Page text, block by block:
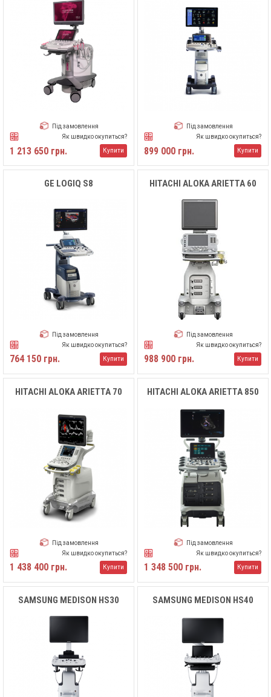
Під замовлення
Як швидко окупиться?
1 213 650 грн. Купити
Під замовлення
Як швидко окупиться?
899 000 грн. Купити
GE LOGIQ S8
Під замовлення
Як швидко окупиться?
764 150 грн. Купити
HITACHI ALOKA ARIETTA 60
Під замовлення
Як швидко окупиться?
988 900 грн. Купити
HITACHI ALOKA ARIETTA 70
Під замовлення
Як швидко окупиться?
1 438 400 грн. Купити
HITACHI ALOKA ARIETTA 850
Під замовлення
Як швидко окупиться?
1 348 500 грн. Купити
SAMSUNG MEDISON HS30 SAMSUNG MEDISON HS40